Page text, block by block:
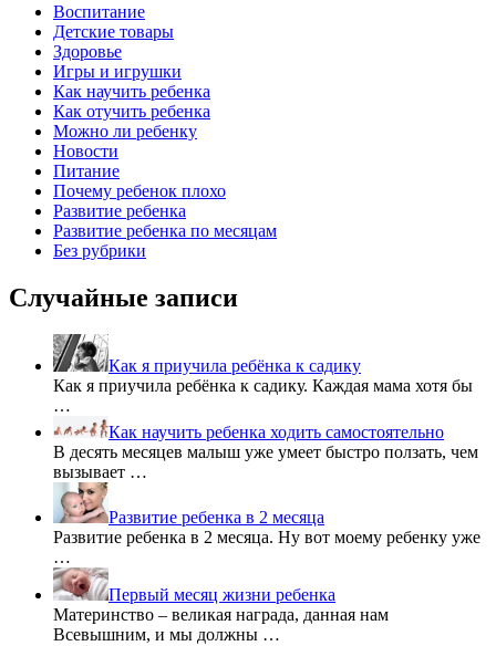
Воспитание
Детские товары
Здоровье
Игры и игрушки
Как научить ребенка
Как отучить ребенка
Можно ли ребенку
Новости
Питание
Почему ребенок плохо
Развитие ребенка
Развитие ребенка по месяцам
Без рубрики
Случайные записи
Как я приучила ребёнка к садику
Как я приучила ребёнка к садику. Каждая мама хотя бы
…
Как научить ребенка ходить самостоятельно
В десять месяцев малыш уже умеет быстро ползать, чем
вызывает …
Развитие ребенка в 2 месяца
Развитие ребенка в 2 месяца. Ну вот моему ребенку уже
…
Первый месяц жизни ребенка
Материнство – великая награда, данная нам
Всевышним, и мы должны …